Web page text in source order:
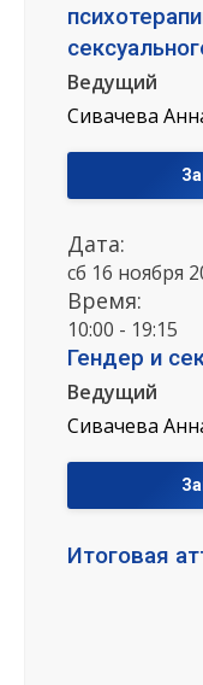
Ведущий
Сивачева
Дата:
сб 16 ноября
Время:
10:00 - 19:15
Гендер и
Ведущий
Сивачева
Итоговая